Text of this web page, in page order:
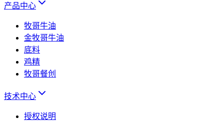
产品中心
牧哥牛油
金牧哥牛油
底料
鸡精
牧哥餐创
技术中心
授权说明